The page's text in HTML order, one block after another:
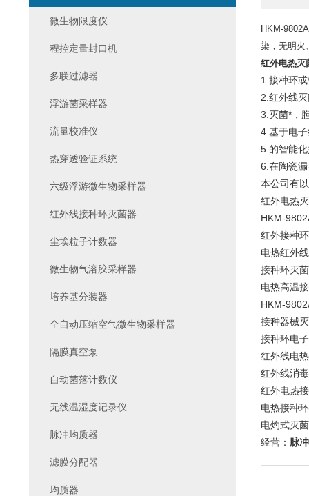
HKM-
染，无明火
红外电热灭
1.接种环
2.红外线
3.灭菌*，
4.基于电
5.的智能
6.在陶瓷
本公司有
红外电热
HKM-
红外接种
电热红外
接种环灭
电热高温
HKM-
接种器械
接种环电
红外线电
红外线消
红外电热
电热接种
电灼式灭
经营： 脉
微生物限度仪
程控定量封口机
多联过滤器
浮游菌采样器
流量校准仪
热穿透验证系统
六级浮游微生物采样器
红外线接种环灭菌器
尘埃粒子计数器
微生物气溶胶采样器
培养基分装器
全自动压缩空气微生物采样器
隔膜真空泵
自动菌落计数仪
无线温湿度记录仪
脉冲均质器
滤膜分配器
均质器